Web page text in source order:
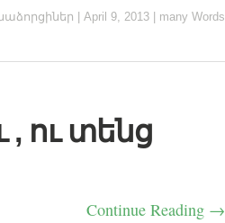
April 9, 2013 many Words
, ու տենց
Continue Reading →